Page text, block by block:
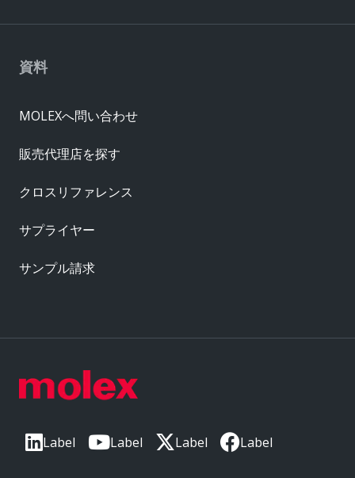
Label Label Label Label
資料
MOLEXへ問い合わせ
販売代理店を探す
クロスリファレンス
サプライヤー
サンプル請求